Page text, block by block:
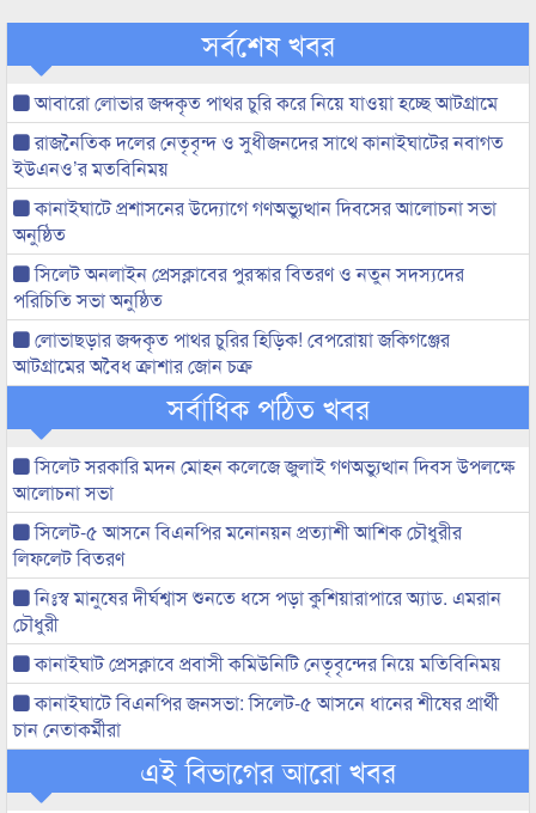
সর্বশেষ খবর
আবারো লোভার জব্দকৃত পাথর চুরি করে নিয়ে যাওয়া হচ্ছে আটগ্রামে
রাজনৈতিক দলের নেতৃবৃন্দ ও সুধীজনদের সাথে কানাইঘাটের নবাগত
ইউএনও’র মতবিনিময়
কানাইঘাটে প্রশাসনের উদ্যোগে গণঅভ্যুত্থান দিবসের আলোচনা সভা
অনুষ্ঠিত
সিলেট অনলাইন প্রেসক্লাবের পুরস্কার বিতরণ ও নতুন সদস্যদের
পরিচিতি সভা অনুষ্ঠিত
লোভাছড়ার জব্দকৃত পাথর চুরির হিড়িক! বেপরোয়া জকিগঞ্জের
আটগ্রামের অবৈধ ক্রাশার জোন চক্র
সর্বাধিক পঠিত খবর
সিলেট সরকারি মদন মোহন কলেজে জুলাই গণঅভ্যুত্থান দিবস উপলক্ষে
আলোচনা সভা
সিলেট-৫ আসনে বিএনপির মনোনয়ন প্রত্যাশী আশিক চৌধুরীর
লিফলেট বিতরণ
নিঃস্ব মানুষের দীর্ঘশ্বাস শুনতে ধসে পড়া কুশিয়ারাপারে অ্যাড. এমরান
চৌধুরী
কানাইঘাট প্রেসক্লাবে প্রবাসী কমিউনিটি নেতৃবৃন্দের নিয়ে মতিবিনিময়
কানাইঘাটে বিএনপির জনসভা: সিলেট-৫ আসনে ধানের শীষের প্রার্থী
চান নেতাকর্মীরা
এই বিভাগের আরো খবর